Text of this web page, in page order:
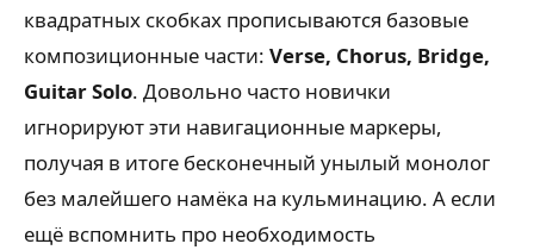
квадратных скобках прописываются базовые
композиционные части: Verse, Chorus, Bridge,
Guitar Solo. Довольно часто новички
игнорируют эти навигационные маркеры,
получая в итоге бесконечный унылый монолог
без малейшего намёка на кульминацию. А если
ещё вспомнить про необходимость